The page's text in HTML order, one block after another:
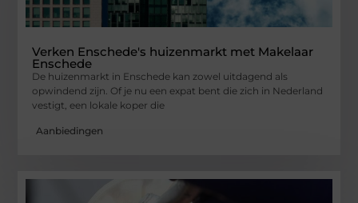
Verken Enschede's huizenmarkt met Makelaar
Enschede
De huizenmarkt in Enschede kan zowel uitdagend als
opwindend zijn. Of je nu een expat bent die zich in Nederland
vestigt, een lokale koper die
Aanbiedingen